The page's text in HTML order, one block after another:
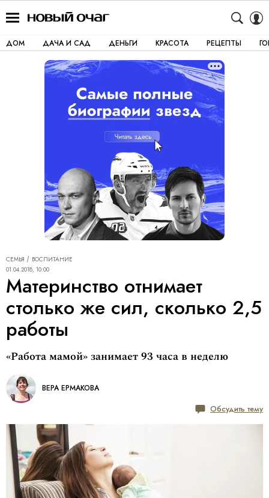
ДОМ ДАЧА И САД ДЕНЬГИ КРАСОТА РЕЦЕПТЫ
СЕМЬЯ
ВОСПИТАНИЕ
01.04.2018, 10:00
Материнство отнимает
столько же сил, сколько 2,5
работы
«Работа мамой» занимает 93 часа в неделю
ВЕРА ЕРМАКОВА
Обсудить тему